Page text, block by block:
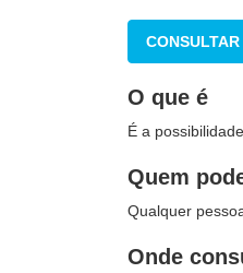
CONSULTAR
O que é
É a
Quem
Qualquer
Onde